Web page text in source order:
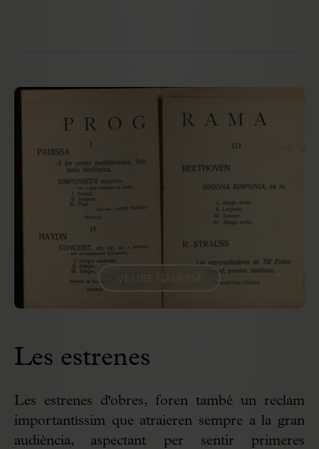
VEURE GALERIA
Les estrenes
Les estrenes d'obres, foren també un reclam
importantíssim que atraieren sempre a la gran
audiència, aspectant per sentir primeres